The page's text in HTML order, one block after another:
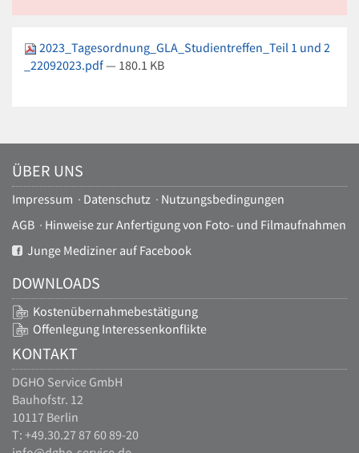
2023_Tagesordnung_GLA_Studientreffen_Teil 1 und 2
_22092023.pdf— 180.1 KB
ÜBER UNS
Impressum · Datenschutz · Nutzungsbedingungen
AGB · Hinweise zur Anfertigung von Foto- und Filmaufnahmen
Junge Mediziner auf Facebook
DOWNLOADS
Kostenübernahmebestätigung
Offenlegung Interessenkonflikte
KONTAKT
DGHO Service GmbH
Bauhofstr. 12
10117 Berlin
T: +49.30.27 87 60 89-20